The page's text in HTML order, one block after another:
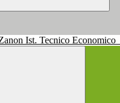
Ist. Tecnico Economico